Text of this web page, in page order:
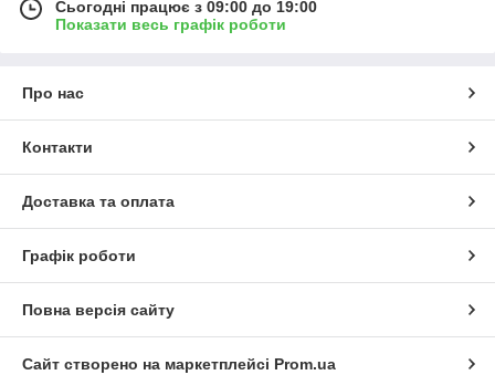
Сьогодні працює з 09:00 до 19:00
Показати весь графік роботи
Про нас
Контакти
Доставка та оплата
Графік роботи
Повна версія сайту
Сайт створено на маркетплейсі Prom.ua